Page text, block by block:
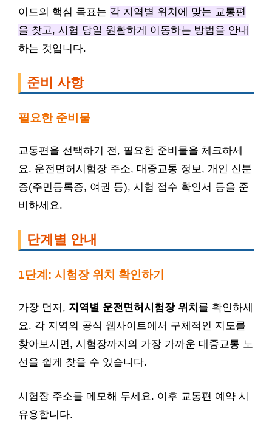
이드의 핵심 목표는 각 지역별 위치에 맞는 교통편
을 찾고, 시험 당일 원활하게 이동하는 방법을 안내
하는 것입니다.
준비 사항
필요한 준비물
교통편을 선택하기 전, 필요한 준비물을 체크하세
요. 운전면허시험장 주소, 대중교통 정보, 개인 신분
증(주민등록증, 여권 등), 시험 접수 확인서 등을 준
비하세요.
단계별 안내
1단계: 시험장 위치 확인하기
가장 먼저, 지역별 운전면허시험장 위치 를 확인하세
요. 각 지역의 공식 웹사이트에서 구체적인 지도를
찾아보시면, 시험장까지의 가장 가까운 대중교통 노
선을 쉽게 찾을 수 있습니다.
시험장 주소를 메모해 두세요. 이후 교통편 예약 시
유용합니다.